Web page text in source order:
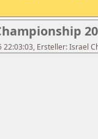
Ersteller: Israel